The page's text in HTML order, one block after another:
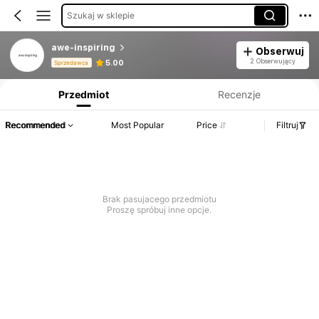
Szukaj w sklepie
awe-inspiring
Sprzedawca 5.00
Obserwuj
2 Obserwujący
Przedmiot Recenzje
Recommended Most Popular Price Filtruj
Brak pasujacego przedmiotu
Proszę spróbuj inne opcje.